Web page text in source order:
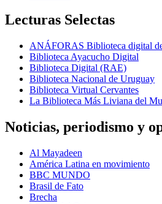
Lecturas Selectas
ANÁFORAS Biblioteca digital
Biblioteca Ayacucho Digital
Biblioteca Digital (RAE)
Biblioteca Nacional de Uruguay
Biblioteca Virtual Cervantes
La Biblioteca Más Liviana del
Noticias, periodismo y
Al Mayadeen
América Latina en movimiento
BBC MUNDO
Brasil de Fato
Brecha